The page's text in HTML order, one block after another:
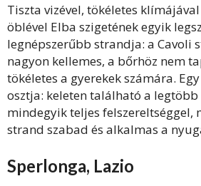
Tiszta vizével, tökéletes
öblével Elba szigetének egyik
legnépszerűbb strandja: a Cavoli
nagyon kellemes, a bőrhöz nem
tökéletes a gyerekek számára.
osztja: keleten található a
mindegyik teljes felszereltséggel,
strand szabad és alkalmas a
Sperlonga, Lazio